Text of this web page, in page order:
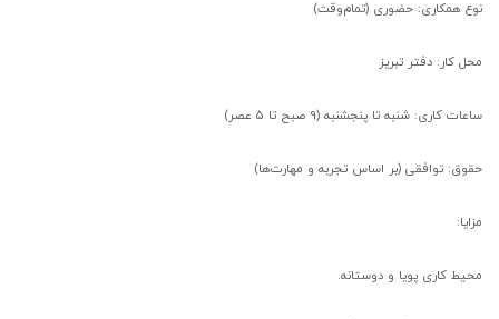
نوع همکاری: حضوری (تمام‌وقت)
محل کار: دفتر تبریز
ساعات کاری: شنبه تا پنجشنبه (۹ صبح تا ۵ عصر)
حقوق: توافقی (بر اساس تجربه و مهارت‌ها)
مزایا:
محیط کاری پویا و دوستانه.